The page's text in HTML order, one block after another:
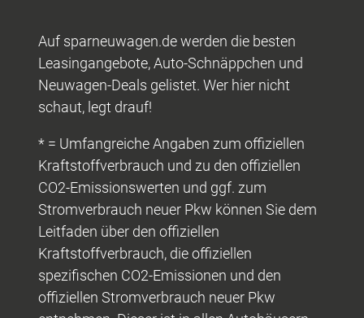
Auf sparneuwagen.de werden die besten
Leasingangebote, Auto-Schnäppchen und
Neuwagen-Deals gelistet. Wer hier nicht
schaut, legt drauf!
* = Umfangreiche Angaben zum offiziellen
Kraftstoffverbrauch und zu den offiziellen
CO2-Emissionswerten und ggf. zum
Stromverbrauch neuer Pkw können Sie dem
Leitfaden über den offiziellen
Kraftstoffverbrauch, die offiziellen
spezifischen CO2-Emissionen und den
offiziellen Stromverbrauch neuer Pkw